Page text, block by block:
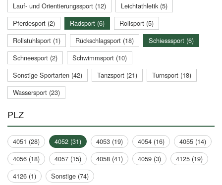
Lauf- und Orientierungssport (12)
Leichtathletik (5)
Pferdesport (2)
Radsport (6)
Rollsport (5)
Rollstuhlsport (1)
Rückschlagsport (18)
Schiesssport (6)
Schneesport (2)
Schwimmsport (10)
Sonstige Sportarten (42)
Tanzsport (21)
Turnsport (18)
Wassersport (23)
PLZ
4051 (28) 4052 (31) 4053 (19) 4054 (16)
4055 (14)
4056 (18)
4057 (15) 4058 (41) 4059 (3)
4125 (19)
4126 (1)
Sonstige (74)